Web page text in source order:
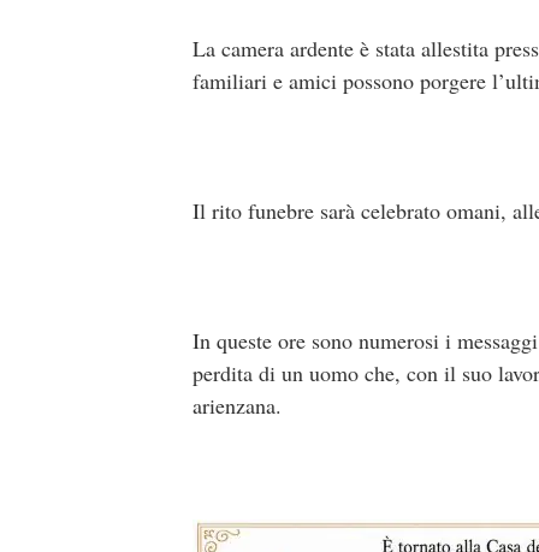
La camera ardente è stata allestita
familiari e amici possono porgere
Il rito funebre sarà celebrato omani,
In queste ore sono numerosi i
perdita di un uomo che, con il suo
arienzana.